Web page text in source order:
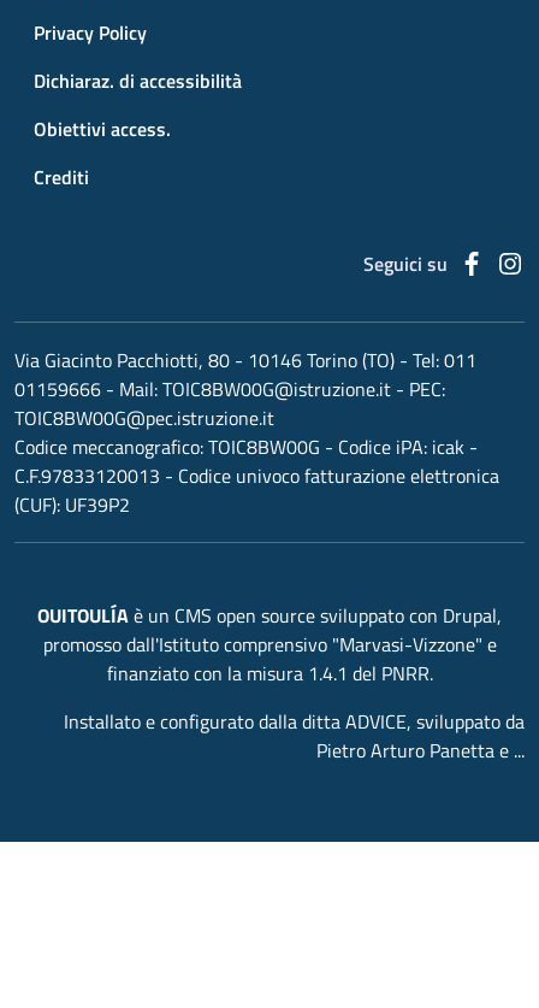
Privacy Policy
Dichiaraz. di accessibilità
Obiettivi access.
Crediti
Seguici su
Via Giacinto Pacchiotti, 80 - 10146 Torino (TO) - Tel:011
01159666 - Mail:TOIC8BW00G@istruzione.it - PEC:
TOIC8BW00G@pec.istruzione.it
Codice meccanografico:TOIC8BW00G - Codice iPA: icak -
C.F.97833120013 - Codice univoco fatturazione elettronica
(CUF): UF39P2
OUITOULÍAè un CMS open source sviluppato con Drupal,
promosso dall'Istituto comprensivo "Marvasi-Vizzone" e
finanziato con la misura 1.4.1 del PNRR.
Installato e configurato dalla ditta ADVICE, sviluppato da
Pietro Arturo Panetta e ...